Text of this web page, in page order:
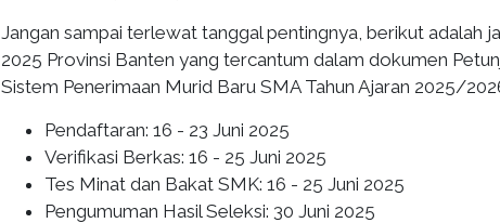
Jangan sampai terlewat tanggal pentingnya, berikut adalah
2025 Provinsi Banten yang tercantum dalam dokumen
Sistem Penerimaan Murid Baru SMA Tahun Ajaran 2025/
Pendaftaran: 16 - 23 Juni 2025
Verifikasi Berkas: 16 - 25 Juni 2025
Tes Minat dan Bakat SMK: 16 - 25 Juni 2025
Pengumuman Hasil Seleksi: 30 Juni 2025